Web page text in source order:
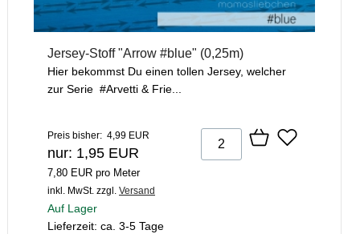
Jersey-Stoff "Arrow #blue" (0,25m)
Hier bekommst Du einen tollen Jersey, welcher
zur Serie #Arvetti & Frie...
Preis bisher: 4,99 EUR
nur: 1,95 EUR
7,80 EUR pro Meter
inkl. MwSt. zzgl. Versand
Auf Lager
Lieferzeit: ca. 3-5 Tage